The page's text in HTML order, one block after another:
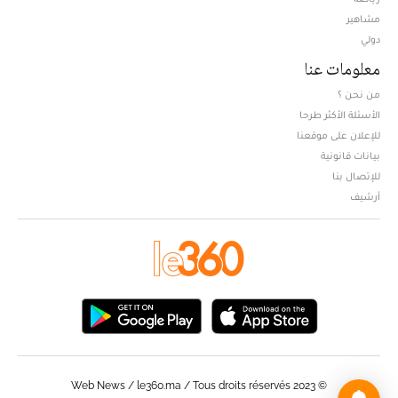
مشاهير
دولي
معلومات عنا
من نحن ؟
الأسئلة الأكثر طرحا
للإعلان على موقعنا
بيانات قانونية
للإتصال بنا
أرشيف
© Web News / le360.ma / Tous droits réservés 2023